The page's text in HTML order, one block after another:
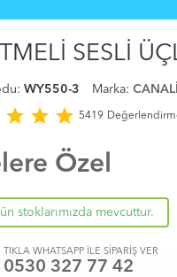
SESLİ
WY550-3 Marka:
star star star 5419
Özel
stoklarımızda mevcuttur.
TIKLA WHATSAPP İLE SİPARİŞ VER
0530 327 77 42